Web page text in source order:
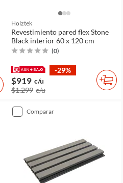
Holztek
Revestimiento pared flex Stone
Black interior 60 x 120 cm
(0)
-29%
$919 c/u
$1.299 c/u
comparar